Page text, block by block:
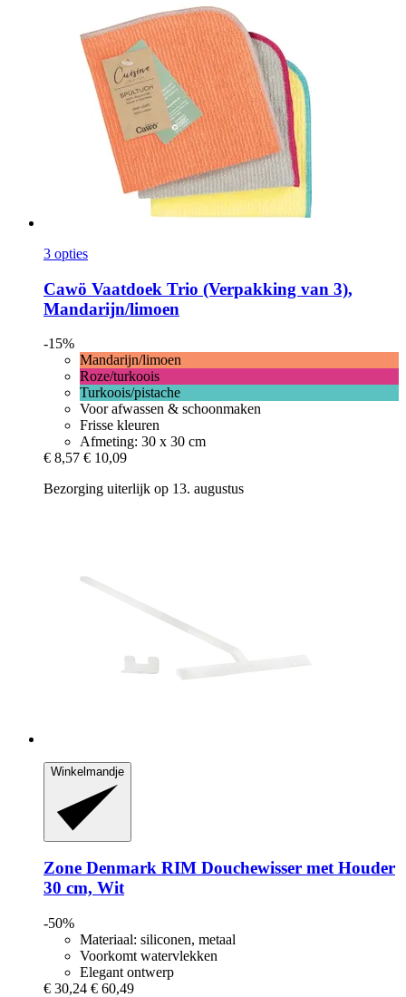
3 opties
Cawö Vaatdoek Trio (Verpakking van 3),
Mandarijn/limoen
-15%
Mandarijn/limoen
Roze/turkoois
Turkoois/pistache
Voor afwassen & schoonmaken
Frisse kleuren
Afmeting: 30 x 30 cm
€ 8,57 € 10,09
Bezorging uiterlijk op 13. augustus
Winkelmandje
Zone Denmark RIM Douchewisser met Houder
30 cm, Wit
-50%
Materiaal: siliconen, metaal
Voorkomt watervlekken
Elegant ontwerp
€ 30,24 € 60,49